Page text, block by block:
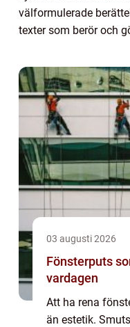
välformulerade
texter som berör och
03 augusti 2026
Fönsterputs
vardagen
Att ha rena
än estetik.